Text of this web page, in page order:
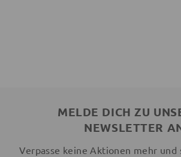
MELDE DICH ZU
NEWSLETTER
Verpasse keine Aktionen mehr und